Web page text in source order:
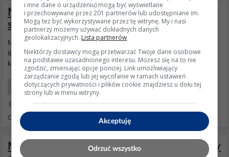
Mercedes Actros - Nie mozna nauczyc
skrzyni biegow gs31
Mała czy duża? Mała retarder
itp. Będą piny zaśniedziałe albo nie będzie dobrze dopięta to i będą
kłopoty. :)
Samochody Ciężarowe
29 Wrz 2014 22:07
Odpowiedzi: 19 Wyświetleń: 19599
Mercedes Actros Mp4 2014 - Zagotowany
i inne dane o urządzeniu) mogą być wyświetlane
i przechowywane przez 201 partnerów lub udostępniane im.
Mogą też być wykorzystywane przez tę witrynę. My i nasi
partnerzy możemy używać dokładnych danych
geolokalizacyjnych. Lista partnerów
Niektórzy dostawcy mogą przetwarzać Twoje dane osobowe
na podstawie uzasadnionego interesu. Możesz się na to nie
zgodzić, zmieniając opcje poniżej. Link umożliwiający
zarządzanie zgodą lub jej wycofanie w ramach ustawień
dotyczących prywatności i plików cookie znajdziesz u dołu tej
strony lub w menu witryny.
Akceptuję
Odrzuć wszystko